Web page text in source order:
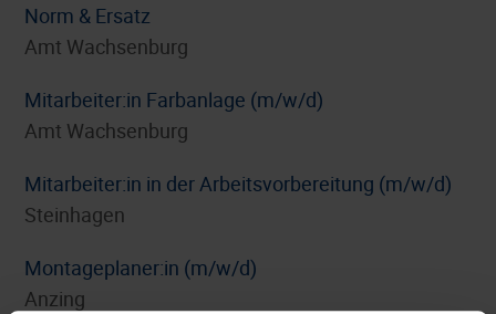
Norm & Ersatz
Amt Wachsenburg
Mitarbeiter:in Farbanlage (m/w/d)
Amt Wachsenburg
Mitarbeiter:in in der Arbeitsvorbereitung (m/w/d)
Steinhagen
Montageplaner:in (m/w/d)
Anzing